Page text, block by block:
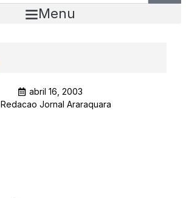
Menu
abril 16, 2003
Redacao Jornal Araraquara